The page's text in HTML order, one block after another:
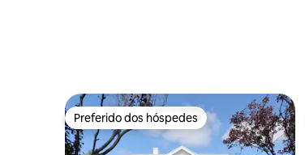
Preferido dos hóspedes
Preferido dos hóspedes